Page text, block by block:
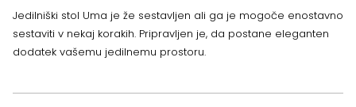
Jedilniški stol Uma je že sestavljen ali ga je mogoče enostavno
sestaviti v nekaj korakih. Pripravljen je, da postane eleganten
dodatek vašemu jedilnemu prostoru.